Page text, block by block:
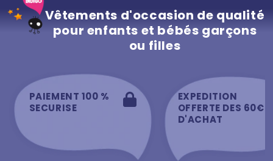
Vêtements d'occasion de qualité
pour enfants et bébés garçons
ou filles
PAIEMENT 100 %
SECURISE
EXPEDITION
OFFERTE DES 60€
D'ACHAT